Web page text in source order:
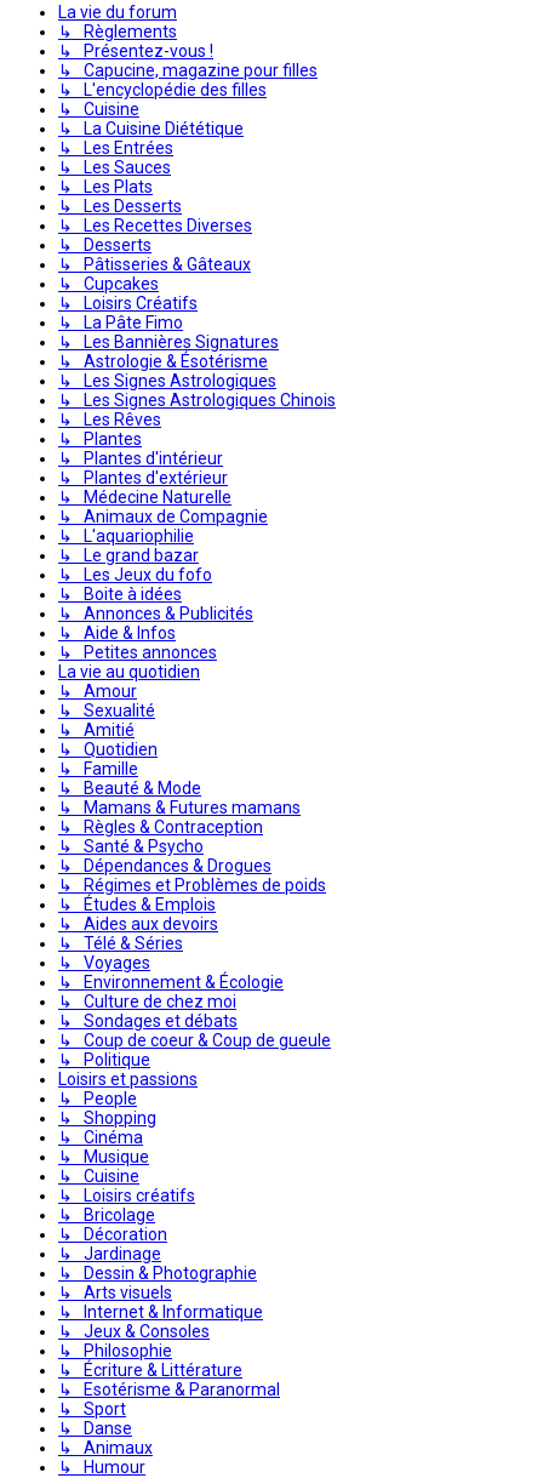
La vie du forum
↳ Règlements
↳ Présentez-vous !
↳ Capucine, magazine pour filles
↳ L'encyclopédie des filles
↳ Cuisine
↳ La Cuisine Diététique
↳ Les Entrées
↳ Les Sauces
↳ Les Plats
↳ Les Desserts
↳ Les Recettes Diverses
↳ Desserts
↳ Pâtisseries & Gâteaux
↳ Cupcakes
↳ Loisirs Créatifs
↳ La Pâte Fimo
↳ Les Bannières Signatures
↳ Astrologie & Ésotérisme
↳ Les Signes Astrologiques
↳ Les Signes Astrologiques Chinois
↳ Les Rêves
↳ Plantes
↳ Plantes d'intérieur
↳ Plantes d'extérieur
↳ Médecine Naturelle
↳ Animaux de Compagnie
↳ L'aquariophilie
↳ Le grand bazar
↳ Les Jeux du fofo
↳ Boite à idées
↳ Annonces & Publicités
↳ Aide & Infos
↳ Petites annonces
La vie au quotidien
↳ Amour
↳ Sexualité
↳ Amitié
↳ Quotidien
↳ Famille
↳ Beauté & Mode
↳ Mamans & Futures mamans
↳ Règles & Contraception
↳ Santé & Psycho
↳ Dépendances & Drogues
↳ Régimes et Problèmes de poids
↳ Études & Emplois
↳ Aides aux devoirs
↳ Télé & Séries
↳ Voyages
↳ Environnement & Écologie
↳ Culture de chez moi
↳ Sondages et débats
↳ Coup de coeur & Coup de gueule
↳ Politique
Loisirs et passions
↳ People
↳ Shopping
↳ Cinéma
↳ Musique
↳ Cuisine
↳ Loisirs créatifs
↳ Bricolage
↳ Décoration
↳ Jardinage
↳ Dessin & Photographie
↳ Arts visuels
↳ Internet & Informatique
↳ Jeux & Consoles
↳ Philosophie
↳ Écriture & Littérature
↳ Esotérisme & Paranormal
↳ Sport
↳ Danse
↳ Animaux
↳ Humour